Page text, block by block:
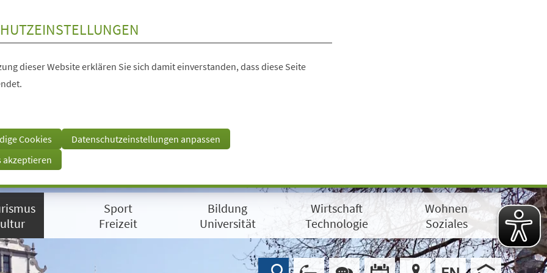
dieser Website erklären Sie sich damit einverstanden, dass diese Seite
Cookies
Datenschutzeinstellungen anpassen
akzeptieren
Sport
Freizeit
Bildung
Universität
Wirtschaft
Technologie
Wohnen
Soziales